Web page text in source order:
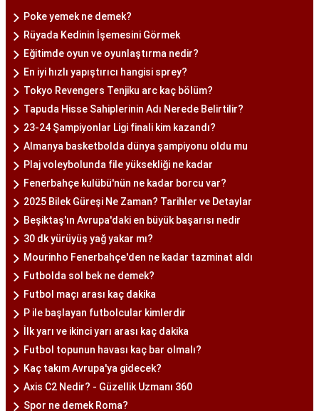
Poke yemek ne demek?
Rüyada Kedinin İşemesini Görmek
Eğitimde oyun ve oyunlaştırma nedir?
En iyi hızlı yapıştırıcı hangisi sprey?
Tokyo Revengers Tenjiku arc kaç bölüm?
Tapuda Hisse Sahiplerinin Adı Nerede Belirtilir?
23-24 Şampiyonlar Ligi finali kim kazandı?
Almanya basketbolda dünya şampiyonu oldu mu
Plaj voleybolunda file yüksekliği ne kadar
Fenerbahçe kulübü'nün ne kadar borcu var?
2025 Bilek Güreşi Ne Zaman? Tarihler ve Detaylar
Beşiktaş'ın Avrupa'daki en büyük başarısı nedir
30 dk yürüyüş yağ yakar mı?
Mourinho Fenerbahçe'den ne kadar tazminat aldı
Futbolda sol bek ne demek?
Futbol maçı arası kaç dakika
P ile başlayan futbolcular kimlerdir
İlk yarı ve ikinci yarı arası kaç dakika
Futbol topunun havası kaç bar olmalı?
Kaç takım Avrupa'ya gidecek?
Axis C2 Nedir? - Güzellik Uzmanı 360
Spor ne demek Roma?